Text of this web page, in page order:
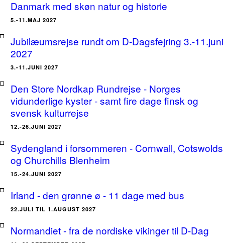
Danmark med skøn natur og historie
5.-11.MAJ 2027
Jubilæumsrejse rundt om D-Dagsfejring 3.-11.juni
2027
3.-11.JUNI 2027
Den Store Nordkap Rundrejse - Norges
vidunderlige kyster - samt fire dage finsk og
svensk kulturrejse
12.-26.JUNI 2027
Sydengland i forsommeren - Cornwall, Cotswolds
og Churchills Blenheim
15.-24.JUNI 2027
Irland - den grønne ø - 11 dage med bus
22.JULI TIL 1.AUGUST 2027
Normandiet - fra de nordiske vikinger til D-Dag